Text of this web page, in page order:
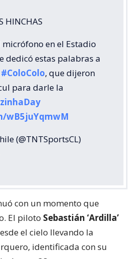
HINCHAS
en el Estadio
dedicó estas palabras a
#ColoColo, que dijeron
para darle la
wB5juYqmwM
(@TNTSportsCL)
con un momento que
El piloto Sebastián ‘Ardilla’
el cielo llevando la
identificada con su